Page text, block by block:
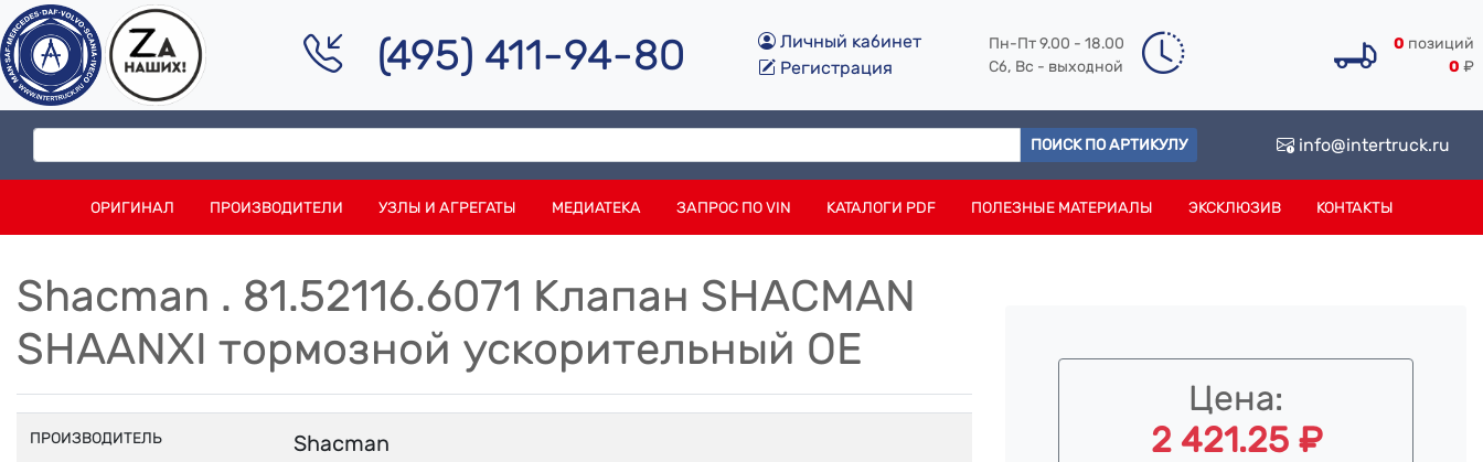
(495) 411-94-80
Личный кабинет
Регистрация
Пн-Пт 9.00 - 18.00
Сб, Вс - выходной
0 позиций
0 ₽
ПОИСК ПО АРТИКУЛУ info@intertruck.ru
ОРИГИНАЛ ПРОИЗВОДИТЕЛИ УЗЛЫ И АГРЕГАТЫ МЕДИАТЕКА ЗАПРОС ПО VIN КАТАЛОГИ PDF ПОЛЕЗНЫЕ МАТЕРИАЛЫ ЭКСКЛЮЗИВ КОНТАКТЫ
Shacman . 81.52116.6071 Клапан SHACMAN
SHAANXI тормозной ускорительный OE
ПРОИЗВОДИТЕЛЬ Shacman
Цена:
2 421.25 ₽